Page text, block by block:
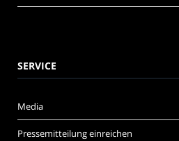
SERVICE
Media
Pressemitteilung einreichen